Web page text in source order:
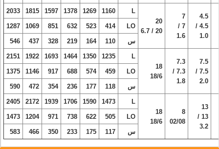
4.5
4.5 /
1.0
7
7 /
1.6
20
20 / 6.7
L
1160
1269
1378
1597
1815
2033
LO
414
523
632
851
1069
1287
س 110
164
219
328
437
546
7.5
7.5 /
2.0
7.3
7.3 /
1.8
18
18/6
L
1235
1350
1464
1693
1922
2151
LO
459
574
688
917
1146
1375
س 118
177
236
354
472
590
13
13 /
3.2
8
02/08
18
18/6
L
1473
1590
1706
1939
2172
2405
LO
505
622
738
971
1204
1473
س 117
175
233
350
466
583